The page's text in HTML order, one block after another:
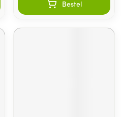
Bestel